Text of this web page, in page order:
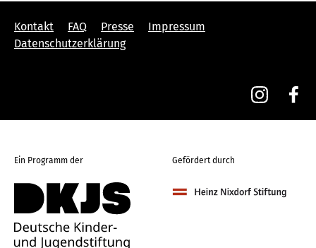
Kontakt FAQ Presse
Impressum
Datenschutzerklärung
Ein Programm der Gefördert durch